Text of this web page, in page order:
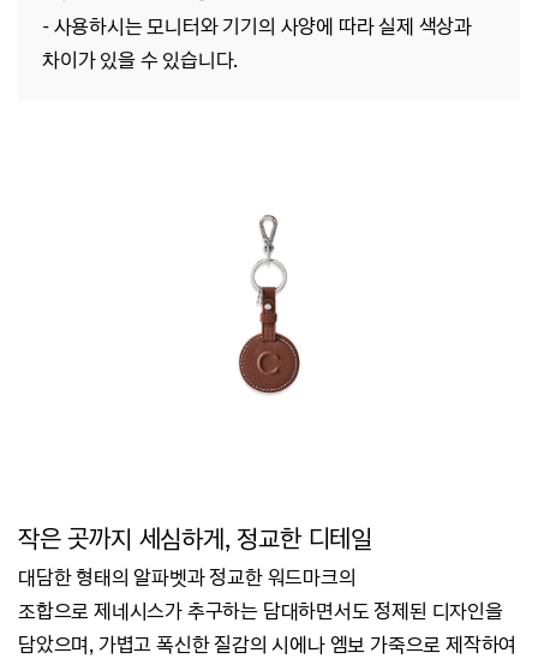
- 사용하시는 모니터와 기기의 사양에 따라 실제 색상과
차이가 있을 수 있습니다.
작은 곳까지 세심하게, 정교한 디테일
대담한 형태의 알파벳과 정교한 워드마크의
조합으로 제네시스가 추구하는 담대하면서도 정제된 디자인을
담았으며, 가볍고 폭신한 질감의 시에나 엠보 가죽으로 제작하여